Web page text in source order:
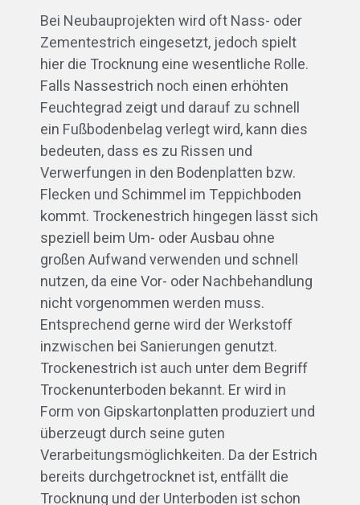
Bei Neubauprojekten wird oft Nass- oder
Zementestrich eingesetzt, jedoch spielt
hier die Trocknung eine wesentliche Rolle.
Falls Nassestrich noch einen erhöhten
Feuchtegrad zeigt und darauf zu schnell
ein Fußbodenbelag verlegt wird, kann dies
bedeuten, dass es zu Rissen und
Verwerfungen in den Bodenplatten bzw.
Flecken und Schimmel im Teppichboden
kommt. Trockenestrich hingegen lässt sich
speziell beim Um- oder Ausbau ohne
großen Aufwand verwenden und schnell
nutzen, da eine Vor- oder Nachbehandlung
nicht vorgenommen werden muss.
Entsprechend gerne wird der Werkstoff
inzwischen bei Sanierungen genutzt.
Trockenestrich ist auch unter dem Begriff
Trockenunterboden bekannt. Er wird in
Form von Gipskartonplatten produziert und
überzeugt durch seine guten
Verarbeitungsmöglichkeiten. Da der Estrich
bereits durchgetrocknet ist, entfällt die
Trocknung und der Unterboden ist schon